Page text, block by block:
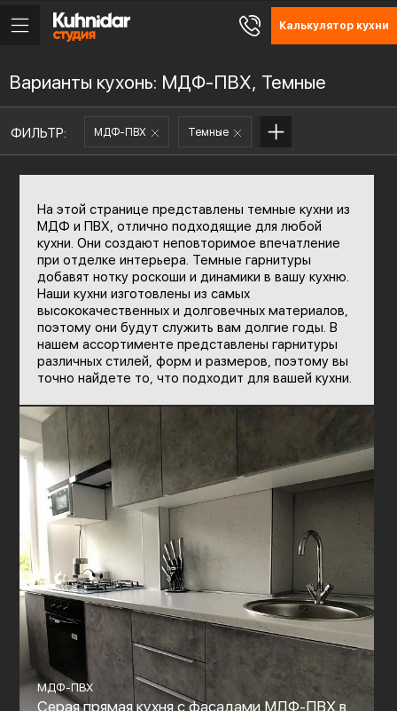
Калькулятор кухни
Варианты кухонь: МДФ-ПВХ, Темные
ФИЛЬТР: МДФ-ПВХ Темные
На этой странице представлены темные кухни из
МДФ и ПВХ, отлично подходящие для любой
кухни. Они создают неповторимое впечатление
при отделке интерьера. Темные гарнитуры
добавят нотку роскоши и динамики в вашу кухню.
Наши кухни изготовлены из самых
высококачественных и долговечных материалов,
поэтому они будут служить вам долгие годы. В
нашем ассортименте представлены гарнитуры
различных стилей, форм и размеров, поэтому вы
точно найдете то, что подходит для вашей кухни.
МДФ-ПВХ
Серая прямая кухня с фасадами МДФ-ПВХ в